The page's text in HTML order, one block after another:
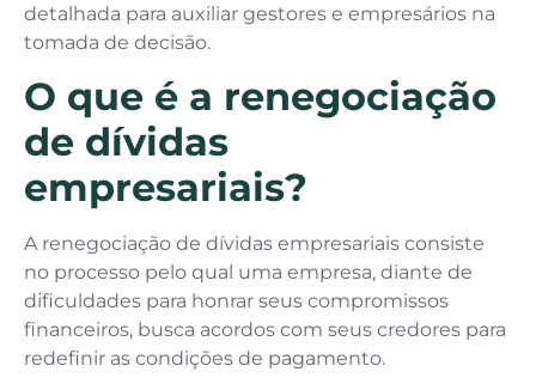
detalhada para auxiliar gestores e empresários na
tomada de decisão.
O que é a renegociação
de dívidas
empresariais?
A renegociação de dívidas empresariais consiste
no processo pelo qual uma empresa, diante de
dificuldades para honrar seus compromissos
financeiros, busca acordos com seus credores para
redefinir as condições de pagamento.